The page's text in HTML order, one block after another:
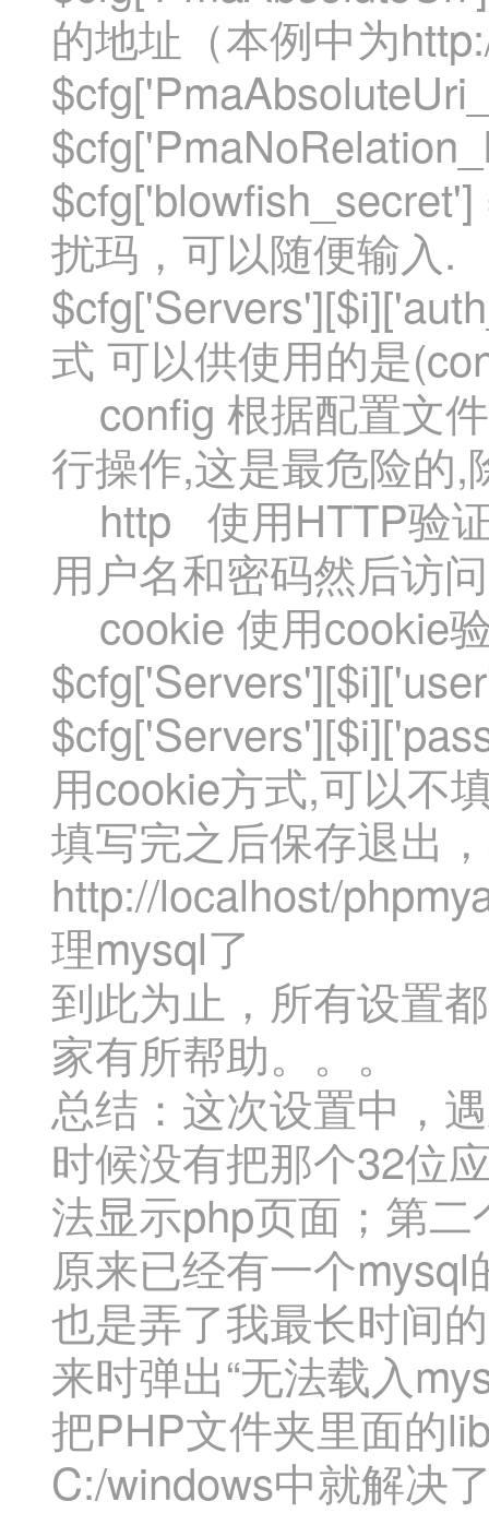
的地址（本例中为
扰玛，可以随便输入.
式 可以供使用的是
config 根据配置文
行操作,这是最危险的
http 使用HTTP验
用户名和密码然后访
cookie 使用cookie
用cookie方式,可以不
填写完之后保存退出
http://localhost/
理mysql了
到此为止，所有设置
家有所帮助。。。
总结：这次设置中，
时候没有把那个32位
法显示php页面；第
原来已经有一个
也是弄了我最长时间
来时弹出“无法载入
把PHP文件夹里面的
C:/windows中就解决